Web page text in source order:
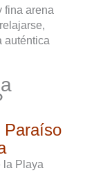
fina arena
auténtica
Paraíso
la Playa